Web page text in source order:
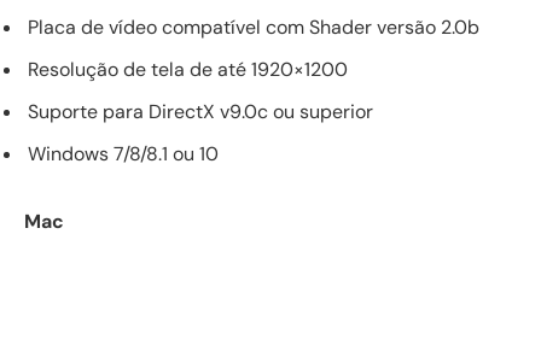
Placa de vídeo compatível com Shader versão 2.0b
Resolução de tela de até 1920×1200
Suporte para DirectX v9.0c ou superior
Windows 7/8/8.1 ou 10
Mac